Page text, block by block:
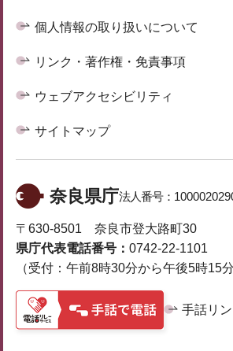
個人情報の取り扱いについて
リンク・著作権・免責事項
ウェブアクセシビリティ
サイトマップ
奈良県庁法人番号：
〒630-8501 奈良市登大路町30
県庁代表電話番号： 0742-22-1101
（受付：午前8時30分から午後5時15分
手話リ